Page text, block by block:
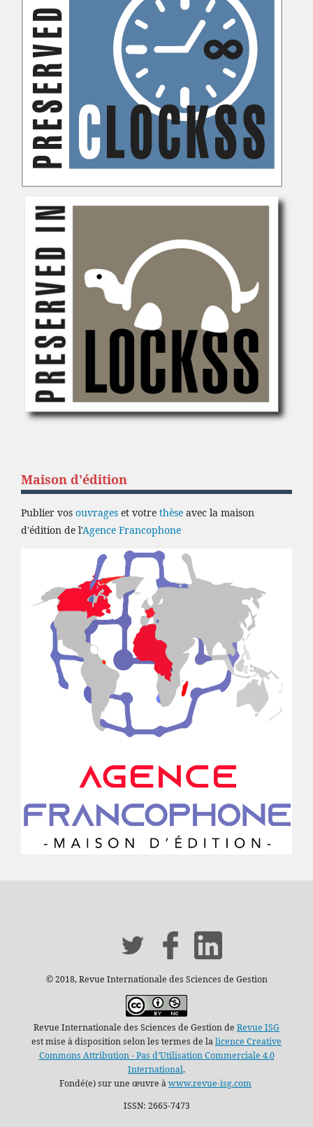
Maison d'édition
Publier vos ouvrages et votre thèse avec la maison
d'édition de l'Agence Francophone
© 2018, Revue Internationale des Sciences de Gestion
Revue Internationale des Sciences de Gestion de Revue ISG
est mise à disposition selon les termes de lalicence Creative
Commons Attribution - Pas d’Utilisation Commerciale 4.0
International.
Fondé(e) sur une œuvre àwww.revue-isg.com
ISSN: 2665-7473